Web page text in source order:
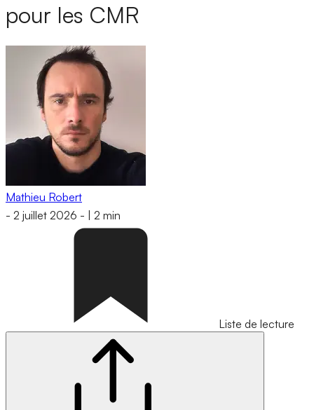
pour les CMR
Mathieu Robert
- 2 juillet 2026 - 2 min
Liste de lecture